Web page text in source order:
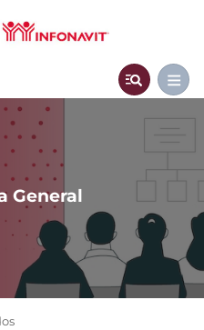
General